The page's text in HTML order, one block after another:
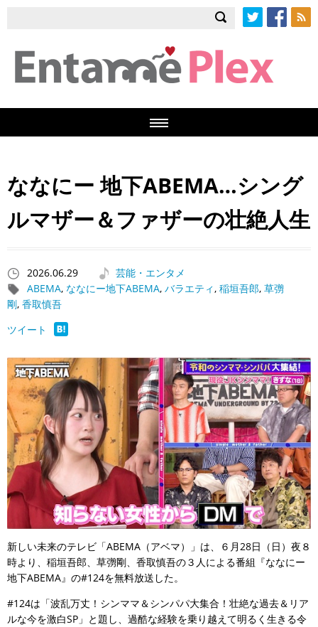
ななにー 地下ABEMA…シング
ルマザー＆ファザーの壮絶人生
2026.06.29
芸能・エンタメ
ABEMA, ななにー地下ABEMA, バラエティ, 稲垣吾郎, 草彅
剛, 香取慎吾
ツイート
新しい未来のテレビ「ABEMA（アベマ）」は、６月28日（日）夜８
時より、稲垣吾郎、草彅剛、香取慎吾の３人による番組『ななにー
地下ABEMA』の#124を無料放送した。
#124は「波乱万丈！シンママ＆シンパパ大集合！壮絶な過去＆リア
ルな今を激白SP」と題し、過酷な経験を乗り越えて明るく生きる令